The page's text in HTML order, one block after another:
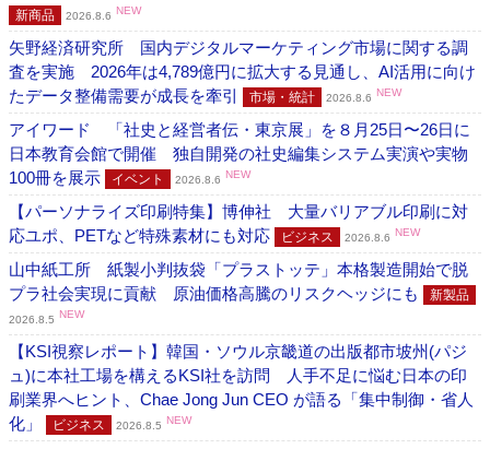
新商品 2026.8.6 NEW
矢野経済研究所 国内デジタルマーケティング市場に関する調
査を実施 2026年は4,789億円に拡大する見通し、AI活用に向け
たデータ整備需要が成長を牽引
市場・統計 2026.8.6 NEW
アイワード 「社史と経営者伝・東京展」を８月25日〜26日に
日本教育会館で開催 独自開発の社史編集システム実演や実物
100冊を展示
イベント 2026.8.6 NEW
【パーソナライズ印刷特集】博伸社 大量バリアブル印刷に対
応ユポ、PETなど特殊素材にも対応
ビジネス 2026.8.6 NEW
山中紙工所 紙製小判抜袋「プラストッテ」本格製造開始で脱
プラ社会実現に貢献 原油価格高騰のリスクヘッジにも
新製品
2026.8.5 NEW
【KSI視察レポート】韓国・ソウル京畿道の出版都市坡州(パジ
ュ)に本社工場を構えるKSI社を訪問 人手不足に悩む日本の印
刷業界へヒント、Chae Jong Jun CEO が語る「集中制御・省人
化」
ビジネス 2026.8.5 NEW